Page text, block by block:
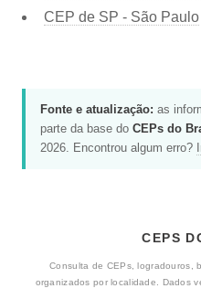
CEP de SP - São Paulo
Fonte e atualização: as
parte da base do CEPs do
2026. Encontrou algum erro?
CEPS
Consulta de CEPs, logradouros,
organizados por localidade. Dados